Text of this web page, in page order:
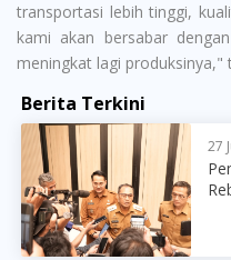
transportasi lebih tinggi,
kami akan bersabar
meningkat lagi
Berita Terkini
27